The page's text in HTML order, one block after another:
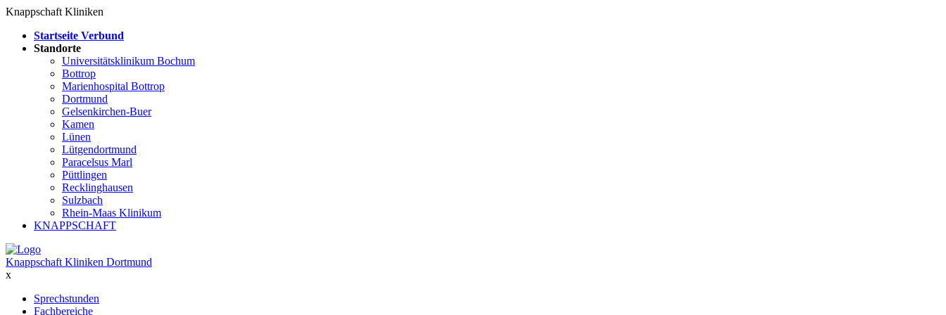
Knappschaft Kliniken
Startseite Verbund
Standorte
Universitätsklinikum Bochum
Bottrop
Marienhospital Bottrop
Dortmund
Gelsenkirchen-Buer
Kamen
Lünen
Lütgendortmund
Paracelsus Marl
Püttlingen
Recklinghausen
Sulzbach
Rhein-Maas Klinikum
KNAPPSCHAFT
Knappschaft Kliniken Dortmund
x
Sprechstunden
Fachbereiche